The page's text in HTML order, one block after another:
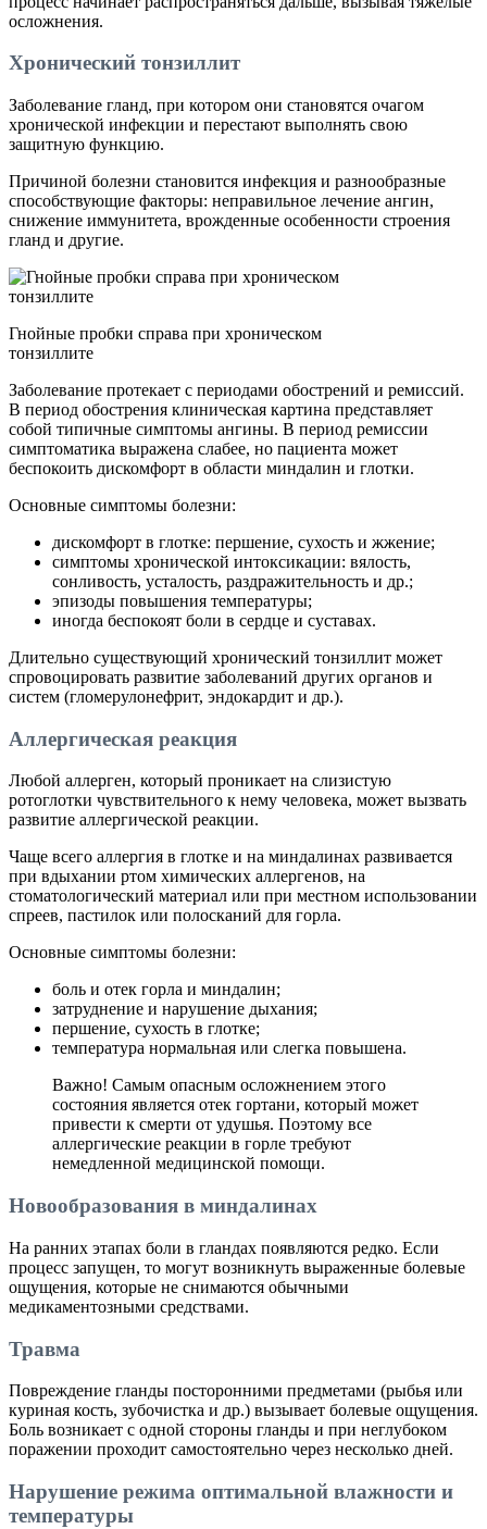
осложнения.
Хронический тонзиллит
Заболевание гланд, при котором они становятся очагом
хронической инфекции и перестают выполнять свою
защитную функцию.
Причиной болезни становится инфекция и разнообразные
способствующие факторы: неправильное лечение ангин,
снижение иммунитета, врожденные особенности строения
гланд и другие.
Гнойные пробки справа при хроническом
тонзиллите
Заболевание протекает с периодами обострений и ремиссий.
В период обострения клиническая картина представляет
собой типичные симптомы ангины. В период ремиссии
симптоматика выражена слабее, но пациента может
беспокоить дискомфорт в области миндалин и глотки.
Основные симптомы болезни:
дискомфорт в глотке: першение, сухость и жжение;
симптомы хронической интоксикации: вялость,
сонливость, усталость, раздражительность и др.;
эпизоды повышения температуры;
иногда беспокоят боли в сердце и суставах.
Длительно существующий хронический тонзиллит может
спровоцировать развитие заболеваний других органов и
систем (гломерулонефрит, эндокардит и др.).
Аллергическая реакция
Любой аллерген, который проникает на слизистую
ротоглотки чувствительного к нему человека, может вызвать
развитие аллергической реакции.
Чаще всего аллергия в глотке и на миндалинах развивается
при вдыхании ртом химических аллергенов, на
стоматологический материал или при местном использовании
спреев, пастилок или полосканий для горла.
Основные симптомы болезни:
боль и отек горла и миндалин;
затруднение и нарушение дыхания;
першение, сухость в глотке;
температура нормальная или слегка повышена.
Важно! Самым опасным осложнением этого
состояния является отек гортани, который может
привести к смерти от удушья. Поэтому все
аллергические реакции в горле требуют
немедленной медицинской помощи.
Новообразования в миндалинах
На ранних этапах боли в гландах появляются редко. Если
процесс запущен, то могут возникнуть выраженные болевые
ощущения, которые не снимаются обычными
медикаментозными средствами.
Травма
Повреждение гланды посторонними предметами (рыбья или
куриная кость, зубочистка и др.) вызывает болевые ощущения.
Боль возникает с одной стороны гланды и при неглубоком
поражении проходит самостоятельно через несколько дней.
Нарушение режима оптимальной влажности и
температуры